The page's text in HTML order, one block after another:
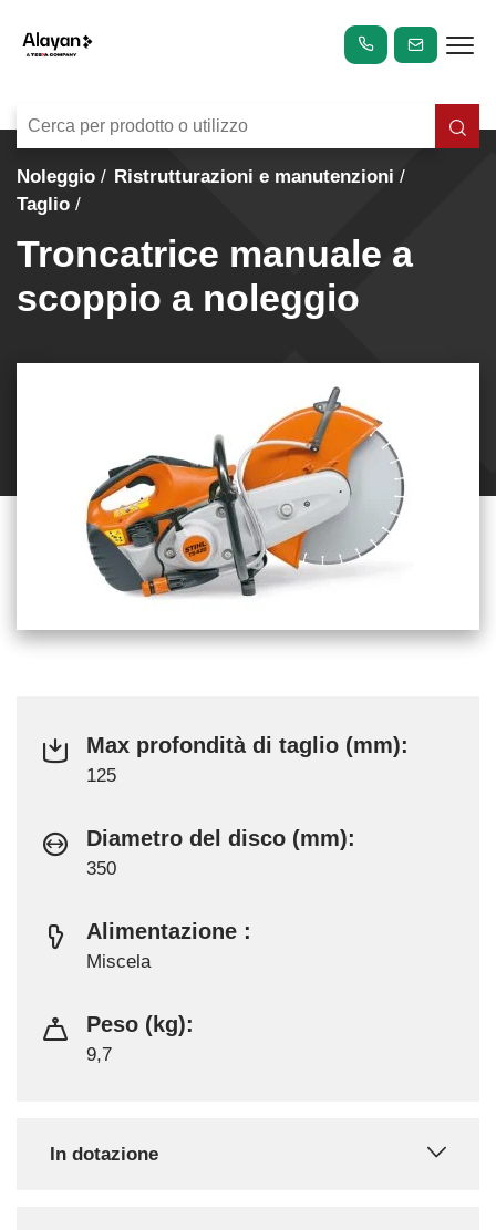
Noleggio
Ristrutturazioni e manutenzioni
Taglio
Troncatrice manuale a
scoppio a noleggio
Max profondità di taglio (mm):
125
Diametro del disco (mm):
350
Alimentazione :
Miscela
Peso (kg):
9,7
In dotazione